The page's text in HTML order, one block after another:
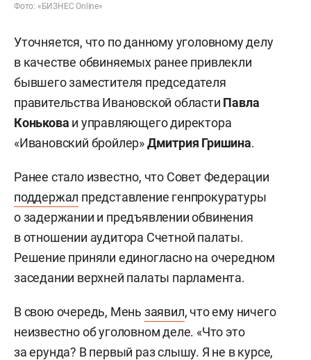
Фото: «БИЗНЕС Online»
Уточняется, что по данному уголовному делу
в качестве обвиняемых ранее привлекли
бывшего заместителя председателя
правительства Ивановской области Павла
Конькова и управляющего директора
«Ивановский бройлер»Дмитрия Гришина.
Ранее стало известно, что Совет Федерации
поддержал представление генпрокуратуры
о задержании и предъявлении обвинения
в отношении аудитора Счетной палаты.
Решение приняли единогласно на очередном
заседании верхней палаты парламента.
В свою очередь, Мень заявил, что ему ничего
неизвестно об уголовном деле. «Что это
за ерунда? В первый раз слышу. Я не в курсе,